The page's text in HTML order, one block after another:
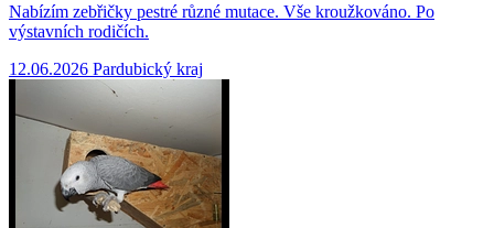
Nabízím zebřičky pestré různé mutace. Vše kroužkováno. Po
výstavních rodičích.
12.06.2026 Pardubický kraj